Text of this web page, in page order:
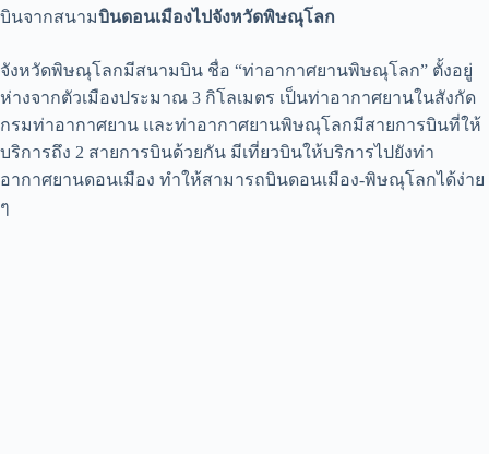
บินจากสนามบินดอนเมืองไปจังหวัดพิษณุโลก
จังหวัดพิษณุโลกมีสนามบิน ชื่อ “ท่าอากาศยานพิษณุโลก” ตั้งอยู่
ห่างจากตัวเมืองประมาณ 3 กิโลเมตร เป็นท่าอากาศยานในสังกัด
กรมท่าอากาศยาน และท่าอากาศยานพิษณุโลกมีสายการบินที่ให้
บริการถึง 2 สายการบินด้วยกัน มีเที่ยวบินให้บริการไปยังท่า
อากาศยานดอนเมือง ทำให้สามารถบินดอนเมือง-พิษณุโลกได้ง่าย
ๆ